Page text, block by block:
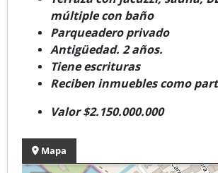
múltiple con baño
Parqueadero privado
Antigüedad. 2 años.
Tiene escrituras
Reciben inmuebles como
Valor $2.150.000.000
Mapa